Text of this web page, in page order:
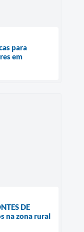
para
em
DE
na zona rural